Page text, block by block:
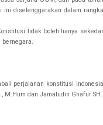
ini diselenggarakan dalam rangka
tidak boleh hanya sekedar
perjalanan konstitusi Indonesia
dan Jamaludin Ghafur SH.,